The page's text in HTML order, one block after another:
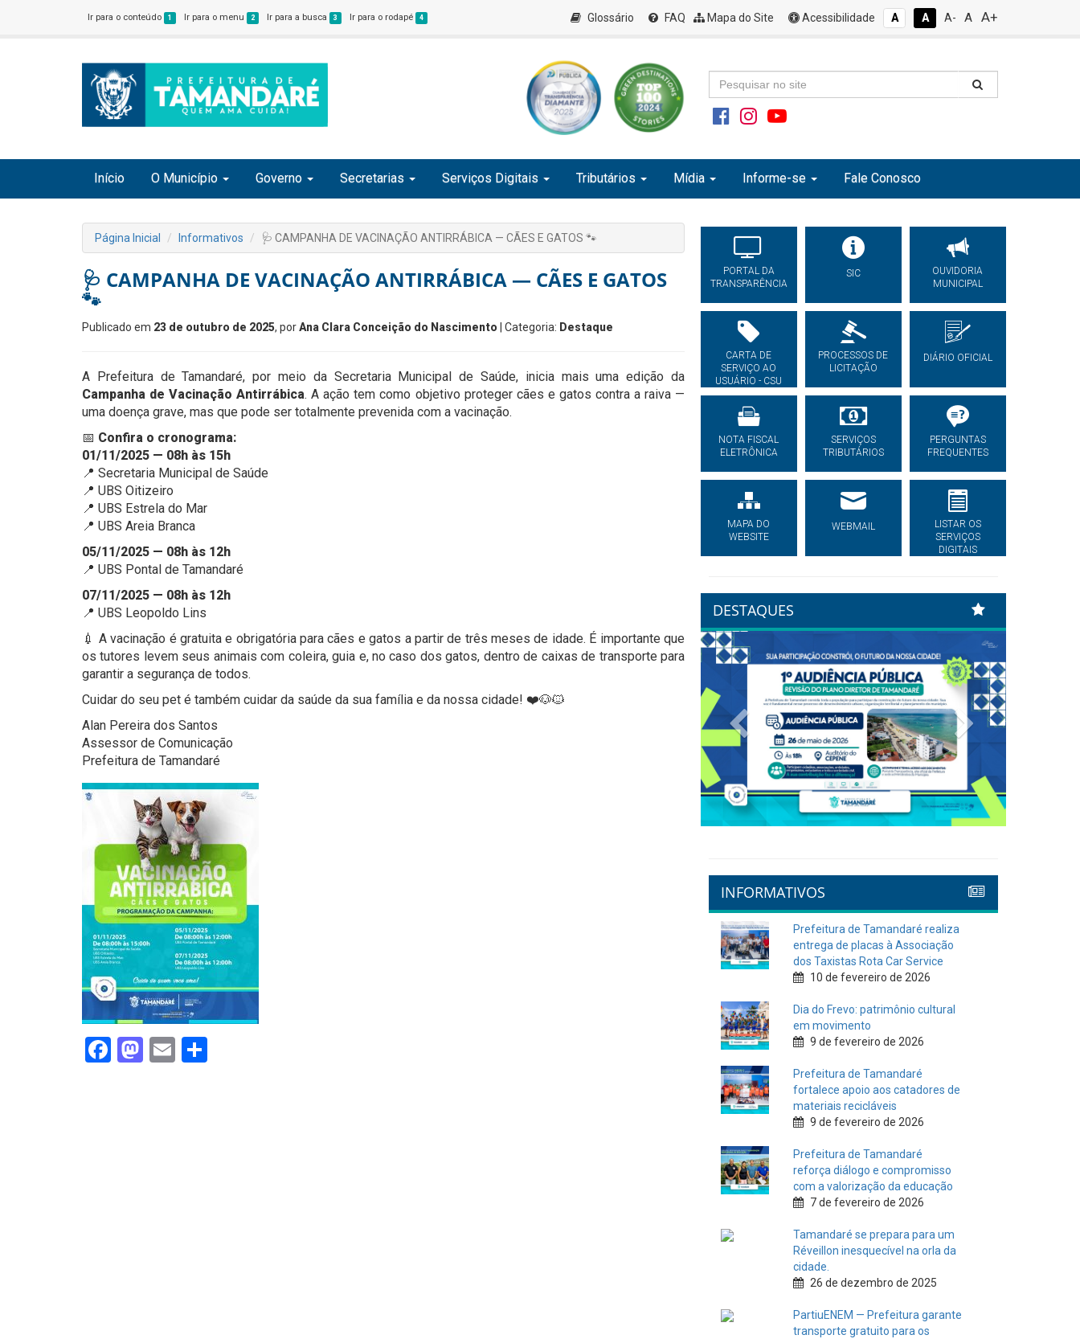
Ir para o conteúdo 1 Ir para o menu 2 Ir para a busca 3 Ir para o rodapé 4 Glossário FAQ Mapa do Site Acessibilidade A A A- A A+
Início O Município Governo Secretarias Serviços Digitais Tributários Mídia Informe-se Fale Conosco
Página Inicial Informativos 🩺 CAMPANHA DE VACINAÇÃO ANTIRRÁBICA — CÃES E GATOS 🐾
🩺 CAMPANHA DE VACINAÇÃO ANTIRRÁBICA — CÃES E GATOS
🐾
Publicado em 23 de outubro de 2025, porAna Clara Conceição do Nascimento | Categoria: Destaque
A Prefeitura de Tamandaré, por meio da Secretaria Municipal de Saúde, inicia mais uma edição da
Campanha de Vacinação Antirrábica. A ação tem como objetivo proteger cães e gatos contra a raiva —
uma doença grave, mas que pode ser totalmente prevenida com a vacinação.
📅 Confira o cronograma:
01/11/2025 — 08h às 15h
📍 Secretaria Municipal de Saúde
📍 UBS Oitizeiro
📍 UBS Estrela do Mar
📍 UBS Areia Branca
05/11/2025 — 08h às 12h
📍 UBS Pontal de Tamandaré
07/11/2025 — 08h às 12h
📍 UBS Leopoldo Lins
💉 A vacinação é gratuita e obrigatória para cães e gatos a partir de três meses de idade. É importante que
os tutores levem seus animais com coleira, guia e, no caso dos gatos, dentro de caixas de transporte para
garantir a segurança de todos.
Cuidar do seu pet é também cuidar da saúde da sua família e da nossa cidade! ❤️🐶🐱
Alan Pereira dos Santos
Assessor de Comunicação
Prefeitura de Tamandaré
Facebook
Mastodon
Email
PORTAL DA
TRANSPARÊNCIA
SIC
OUVIDORIA
MUNICIPAL
CARTA DE
SERVIÇO AO
USUÁRIO - CSU
PROCESSOS DE
LICITAÇÃO
DIÁRIO OFICIAL
NOTA FISCAL
ELETRÔNICA
SERVIÇOS
TRIBUTÁRIOS
PERGUNTAS
FREQUENTES
MAPA DO
WEBSITE
WEBMAIL
LISTAR OS
SERVIÇOS
DIGITAIS
DESTAQUES
Previous Next
INFORMATIVOS
Prefeitura de Tamandaré realiza
entrega de placas à Associação
dos Taxistas Rota Car Service
10 de fevereiro de 2026
Dia do Frevo: patrimônio cultural
em movimento
9 de fevereiro de 2026
Prefeitura de Tamandaré
fortalece apoio aos catadores de
materiais recicláveis
9 de fevereiro de 2026
Prefeitura de Tamandaré
reforça diálogo e compromisso
com a valorização da educação
7 de fevereiro de 2026
Tamandaré se prepara para um
Réveillon inesquecível na orla da
cidade.
26 de dezembro de 2025
PartiuENEM — Prefeitura garante
transporte gratuito para os